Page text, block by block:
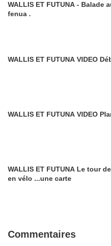
WALLIS ET FUTUNA - Balade
fenua .
WALLIS ET
WALLIS ET
WALLIS ET FUTUNA Le tour
en vélo ...une carte
Commentaires